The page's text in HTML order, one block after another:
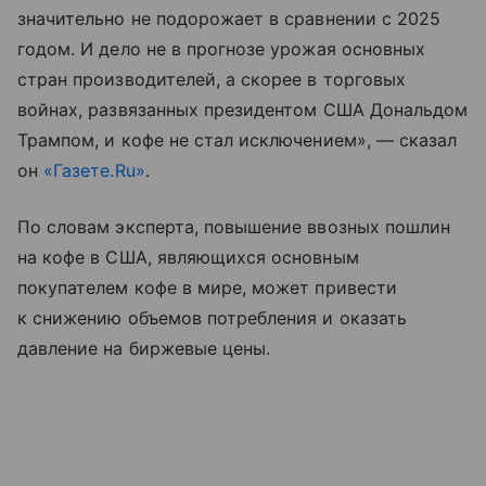
значительно не подорожает в сравнении с 2025
годом. И дело не в прогнозе урожая основных
стран производителей, а скорее в торговых
войнах, развязанных президентом США Дональдом
Трампом, и кофе не стал исключением», — сказал
он «Газете.Ru».
По словам эксперта, повышение ввозных пошлин
на кофе в США, являющихся основным
покупателем кофе в мире, может привести
к снижению объемов потребления и оказать
давление на биржевые цены.